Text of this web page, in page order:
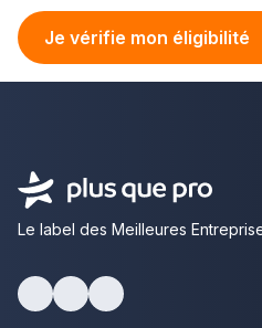
Je vérifie mon éligibilité
Le label des Meilleures